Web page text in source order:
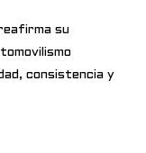
su
consistencia y